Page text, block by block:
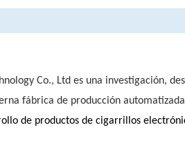
Co., Ltd es una investigación,
fábrica de producción
de productos de cigarrillos